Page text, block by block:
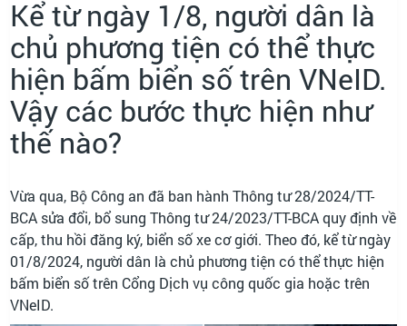
Kể từ ngày 1/8, người dân là
chủ phương tiện có thể thực
hiện bấm biển số trên VNeID.
Vậy các bước thực hiện như
thế nào?
Vừa qua, Bộ Công an đã ban hành Thông tư 28/2024/TT-
BCA sửa đổi, bổ sung Thông tư 24/2023/TT-BCA quy định về
cấp, thu hồi đăng ký, biển số xe cơ giới. Theo đó, kể từ ngày
01/8/2024, người dân là chủ phương tiện có thể thực hiện
bấm biển số trên Cổng Dịch vụ công quốc gia hoặc trên
VNeID.